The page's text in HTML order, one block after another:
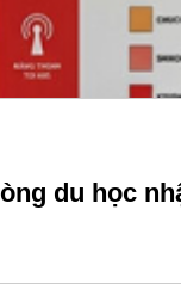
du học